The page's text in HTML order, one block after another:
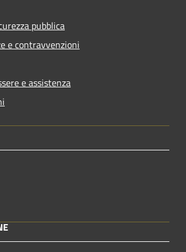
pubblica
e contravvenzioni
e assistenza